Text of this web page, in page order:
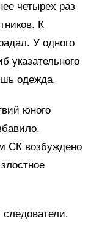
четырех раз
К
У одного
указательного
одежда.
юного
СК возбуждено